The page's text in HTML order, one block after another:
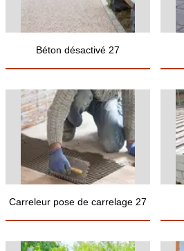
Béton désactivé 27
Carreleur pose de carrelage 27